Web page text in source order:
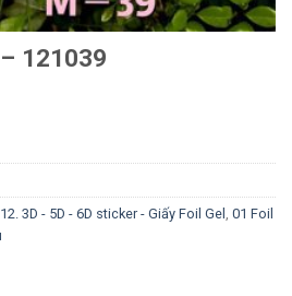
121039
12. 3D - 5D - 6D sticker - Giấy Foil Gel 01 Foil